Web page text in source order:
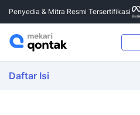
Penyedia & Mitra Resmi Tersertifikasi
Daftar Isi